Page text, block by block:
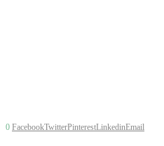
0 FacebookTwitterPinterestLinkedinEmail